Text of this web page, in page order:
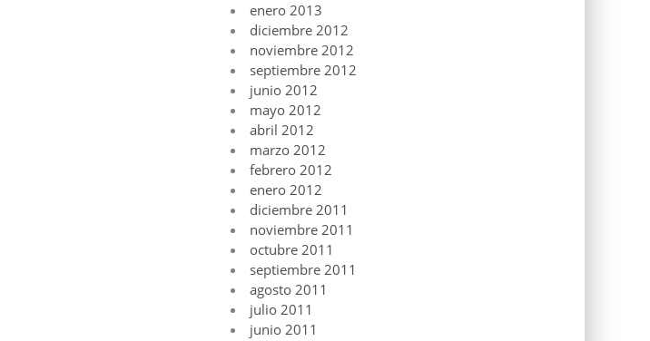
enero 2013
diciembre 2012
noviembre 2012
septiembre 2012
junio 2012
mayo 2012
abril 2012
marzo 2012
febrero 2012
enero 2012
diciembre 2011
noviembre 2011
octubre 2011
septiembre 2011
agosto 2011
julio 2011
junio 2011